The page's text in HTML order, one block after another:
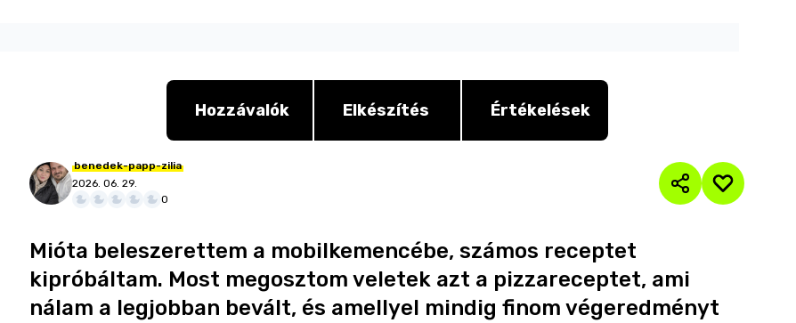
Hozzávalók Elkészítés Értékelések
benedek-papp-zilia
2026. 06. 29.
0
Mióta beleszerettem a mobilkemencébe, számos receptet
kipróbáltam. Most megosztom veletek azt a pizzareceptet, ami
nálam a legjobban bevált, és amellyel mindig finom végeredményt